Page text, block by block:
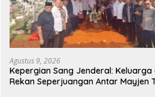
Agustus 9, 2026
Kepergian Sang Jenderal: Keluarga
Rekan Seperjuangan Antar Mayjen